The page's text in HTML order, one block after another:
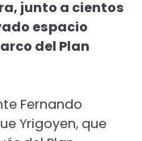
junto a cientos
espacio
del Plan
Fernando
Yrigoyen, que